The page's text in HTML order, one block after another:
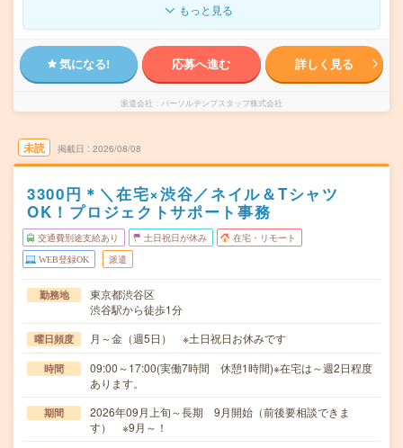
もっと見る
気になる! 応募へ進む 詳しく見る
派遣会社 パーソルテンプスタッフ株式会社
未読 掲載日 2026/08/08
3300円＊＼在宅×渋谷／ネイル＆Tシャツ
OK！プロジェクトサポート事務
交通費別途支給あり 土日祝日が休み 在宅・リモート
WEB登録OK 派遣
勤務地
東京都渋谷区
渋谷駅から徒歩1分
曜日頻度 月～金（週5日） ※土日祝日お休みです
時間
09:00～17:00(実働7時間 休憩1時間)※在宅は～週2日程度
あります。
期間
2026年09月上旬～長期 9月開始（前後要相談できま
す） ※9月～！